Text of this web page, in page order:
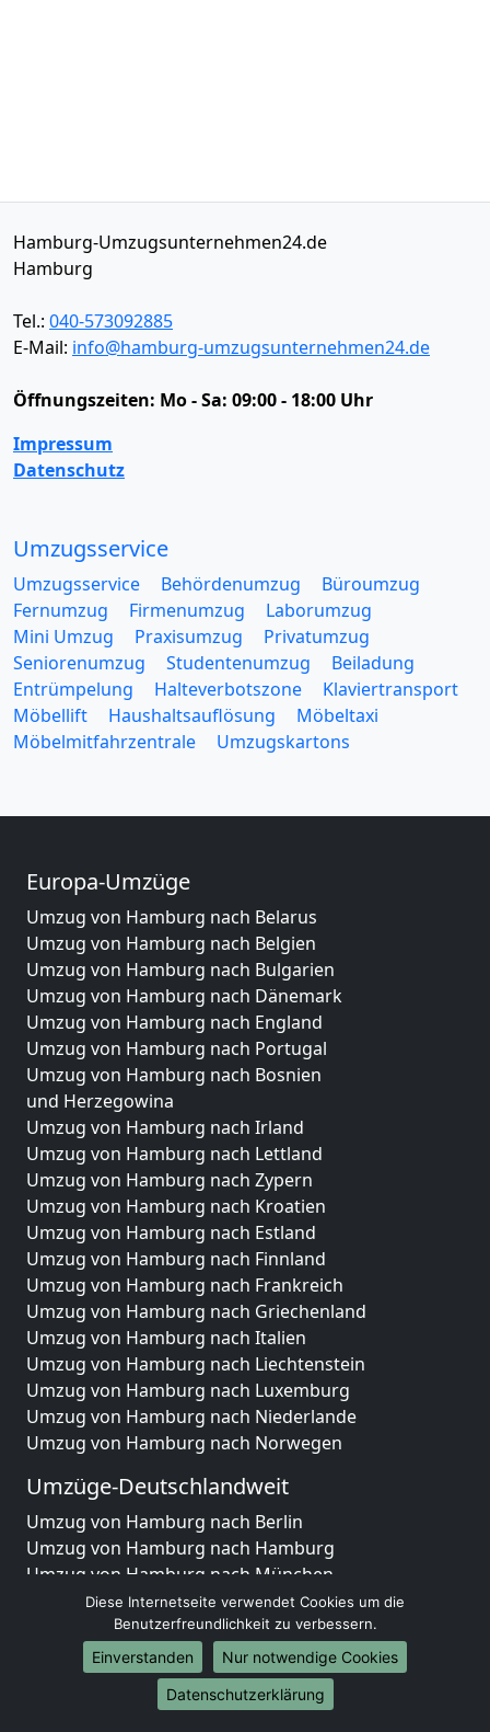
Hamburg-Umzugsunternehmen24.de
Hamburg
Tel.: 040-573092885
E-Mail: info@hamburg-umzugsunternehmen24.de
Öffnungszeiten: Mo - Sa: 09:00 - 18:00 Uhr
Impressum
Datenschutz
Umzugsservice
Umzugsservice Behördenumzug
Büroumzug
Fernumzug
Firmenumzug
Laborumzug
Mini Umzug
Praxisumzug
Privatumzug
Seniorenumzug
Studentenumzug
Beiladung
Entrümpelung
Halteverbotszone
Klaviertransport
Möbellift
Haushaltsauflösung
Möbeltaxi
Möbelmitfahrzentrale
Umzugskartons
Europa-Umzüge
Umzug von Hamburg nach Belarus
Umzug von Hamburg nach Belgien
Umzug von Hamburg nach Bulgarien
Umzug von Hamburg nach Dänemark
Umzug von Hamburg nach England
Umzug von Hamburg nach Portugal
Umzug von Hamburg nach Bosnien
und Herzegowina
Umzug von Hamburg nach Irland
Umzug von Hamburg nach Lettland
Umzug von Hamburg nach Zypern
Umzug von Hamburg nach Kroatien
Umzug von Hamburg nach Estland
Umzug von Hamburg nach Finnland
Umzug von Hamburg nach Frankreich
Umzug von Hamburg nach Griechenland
Umzug von Hamburg nach Italien
Umzug von Hamburg nach Liechtenstein
Umzug von Hamburg nach Luxemburg
Umzug von Hamburg nach Niederlande
Umzug von Hamburg nach Norwegen
Umzüge-Deutschlandweit
Umzug von Hamburg nach Berlin
Umzug von Hamburg nach Hamburg
Umzug von Hamburg nach München
Umzug von Hamburg nach Köln
Umzug von Hamburg nach Frankfurt am Main
Umzug von Hamburg nach Stuttgart
Umzug von Hamburg nach Düsseldorf
Umzug von Hamburg nach Leipzig
Diese Internetseite verwendet Cookies um die
Benutzerfreundlichkeit zu verbessern.
Einverstanden
Nur notwendige Cookies
Datenschutzerklärung